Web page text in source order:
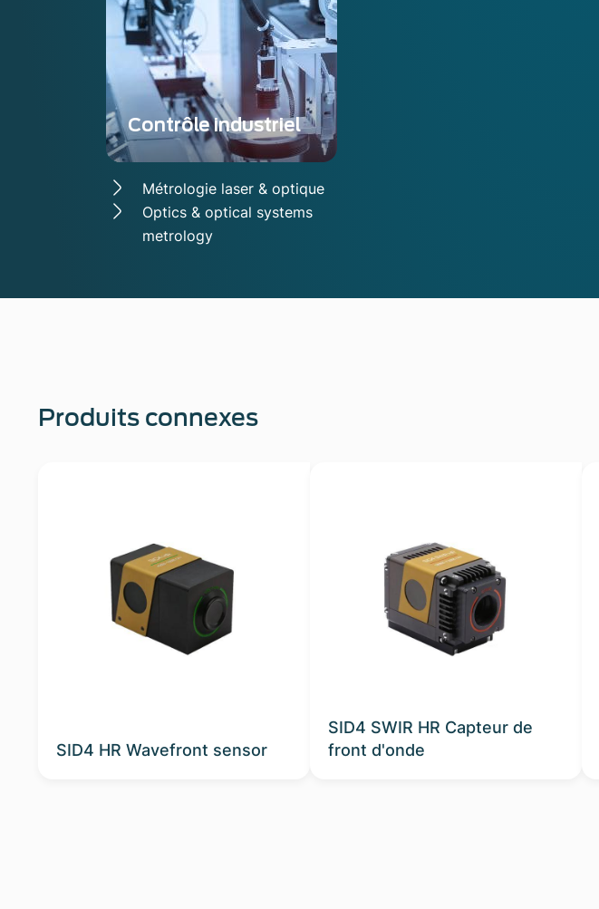
Contrôle industriel
Métrologie laser & optique
Optics & optical systems
metrology
Produits connexes
SID4 HR Wavefront sensor
SID4 SWIR HR Capteur de
front d'onde